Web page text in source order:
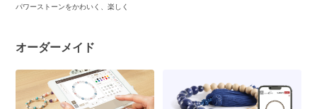
パワーストーンをかわいく、楽しく
オーダーメイド